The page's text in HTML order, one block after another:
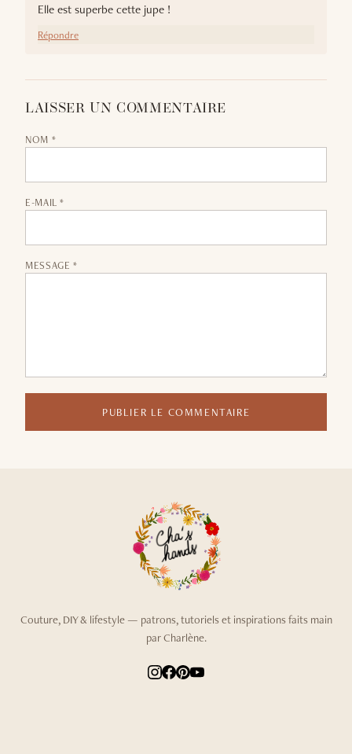
Elle est superbe cette jupe !
Répondre
LAISSER UN COMMENTAIRE
NOM *
E-MAIL *
MESSAGE *
PUBLIER LE COMMENTAIRE
Couture, DIY & lifestyle — patrons, tutoriels et inspirations faits main
par Charlène.